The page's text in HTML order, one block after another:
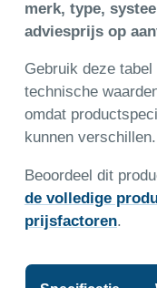
merk, type,
adviesprijs op
Gebruik deze
technische
omdat
kunnen verschillen.
Beoordeel dit
de volledige
prijsfactoren.